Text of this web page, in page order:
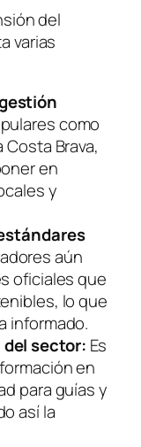
del
varias
como
Costa Brava,
en
y
aún
oficiales que
lo que
informado.
sector: Es
en
para guías y
así la